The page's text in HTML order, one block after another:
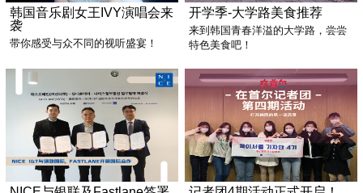
韩国音乐剧女王IVY演唱会来
袭
带你感受与众不同的视听盛宴！
开学季-大学路美食推荐
来到韩国青春洋溢的大学路，尝尝
特色美食吧！